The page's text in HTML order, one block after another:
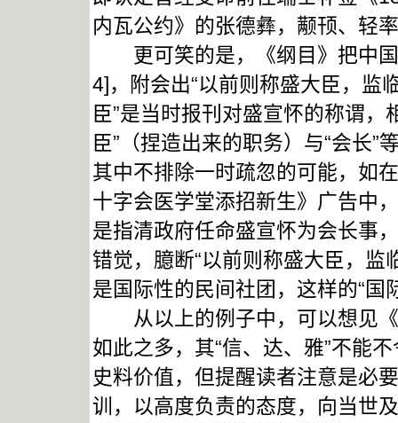
内瓦公约》的张德彝，颟顸、轻
更可笑的是，《纲目》把中国
4]，附会出“以前则称盛大臣，监
臣”是当时报刊对盛宣怀的称谓，
臣”（捏造出来的职务）与“会长
其中不排除一时疏忽的可能，如
十字会医学堂添招新生》广告中
是指清政府任命盛宣怀为会长事
错觉，臆断“以前则称盛大臣，监
是国际性的民间社团，这样的“国
从以上的例子中，可以想见《
如此之多，其“信、达、雅”不能
史料价值，但提醒读者注意是必
训，以高度负责的态度，向当世